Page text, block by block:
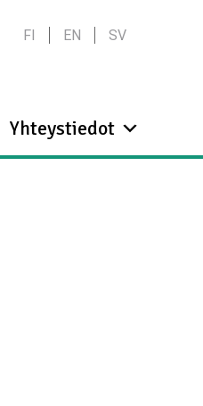
FI EN SV
Yhteystiedot